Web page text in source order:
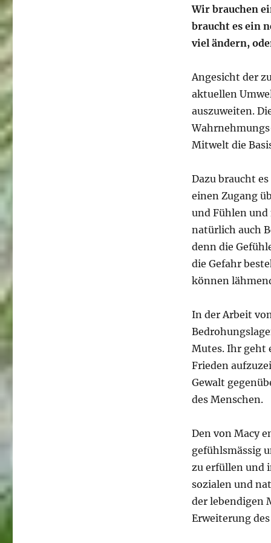
Wir brauchen
braucht es ein
viel ändern,
Angesicht der
aktuellen
auszuweiten.
Mitwelt die
Dazu braucht
einen Zugang
und Fühlen und
natürlich auch
denn die
die Gefahr
können
In der Arbeit
Mutes. Ihr geht
Frieden
Gewalt
des Menschen.
Den von Macy
gefühlsmässig
zu erfüllen und
sozialen und
der lebendigen
Erweiterung